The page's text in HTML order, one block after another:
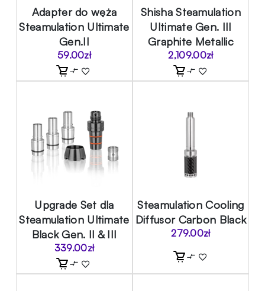
Adapter do węża
Steamulation Ultimate
Gen.II
59.00zł
Shisha Steamulation
Ultimate Gen. III
Graphite Metallic
2,109.00zł
Upgrade Set dla
Steamulation Ultimate
Black Gen. II & III
339.00zł
Steamulation Cooling
Diffusor Carbon Black
279.00zł